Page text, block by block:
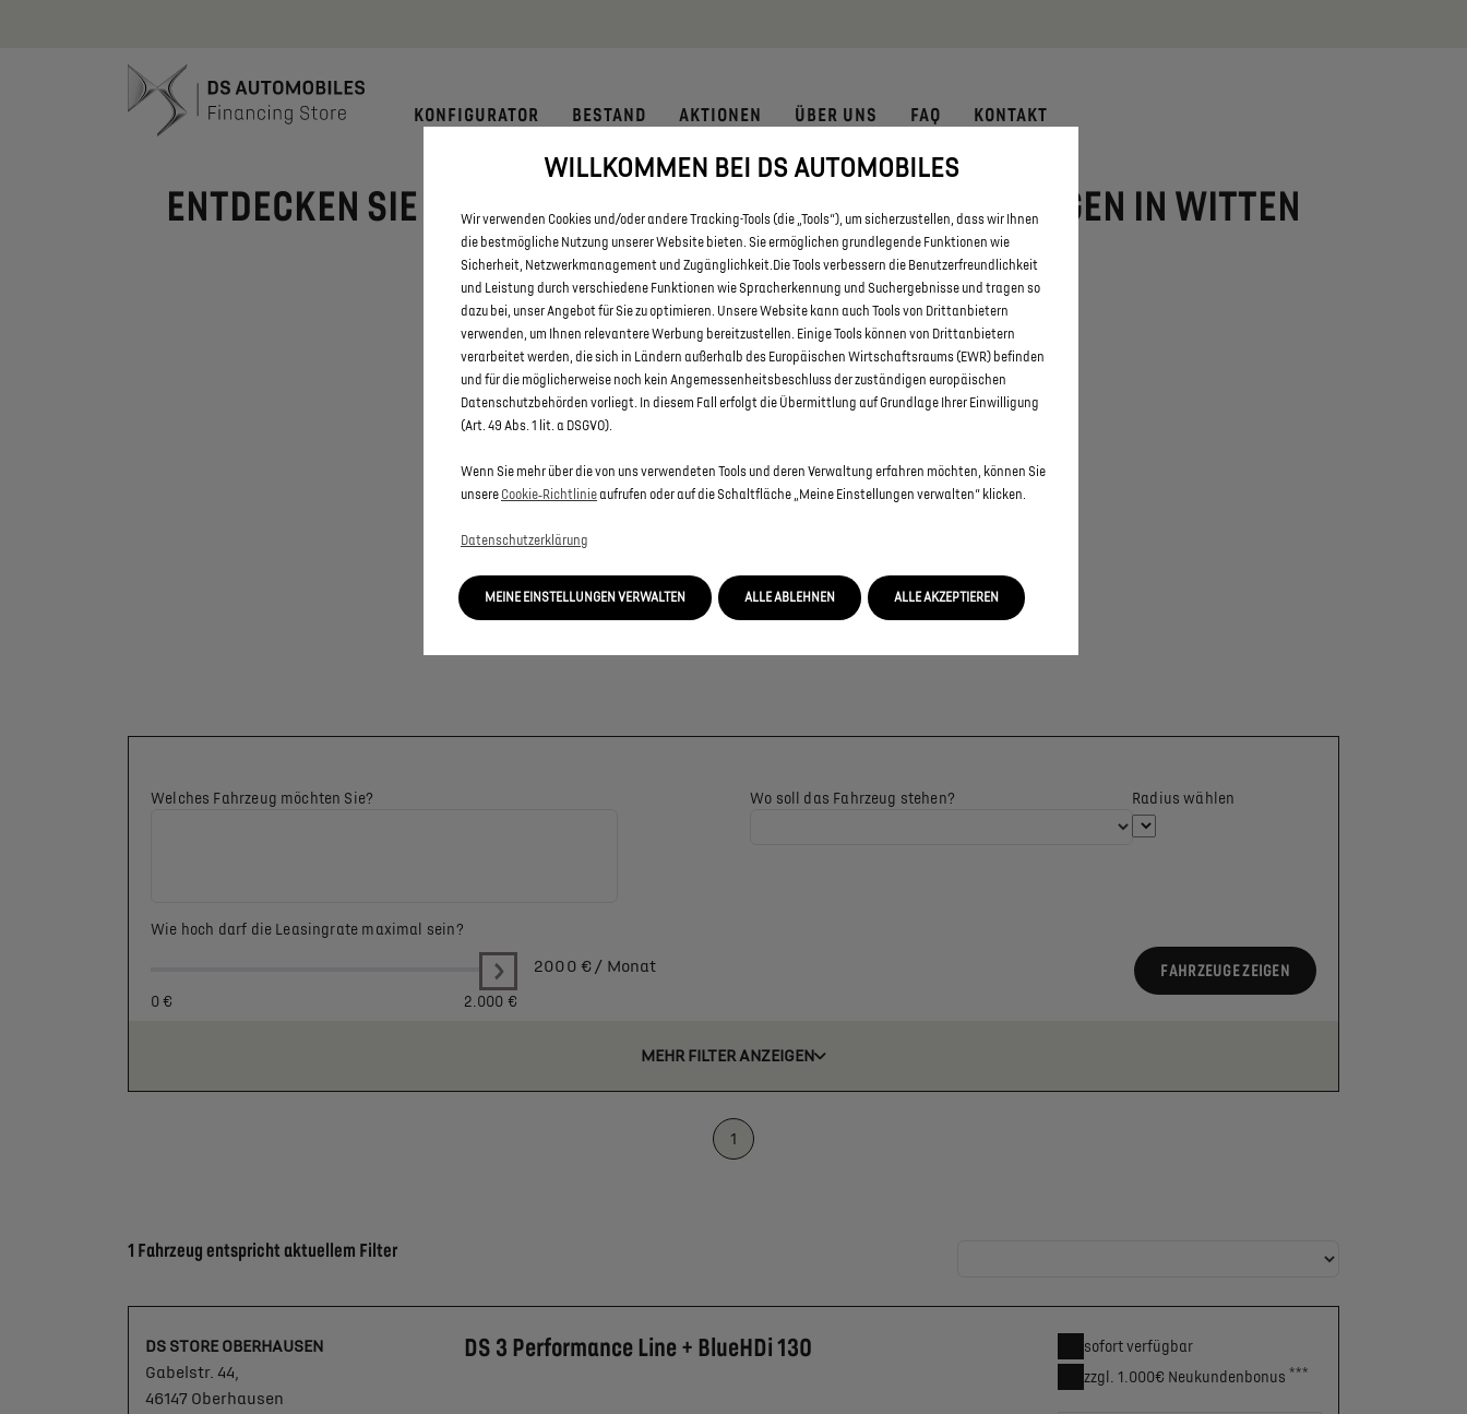
KONFIGURATOR BESTAND AKTIONEN ÜBER UNS FAQ KONTAKT
ENTDECKEN SIE ALLE DS 3 UND DS 3 CROSSBACK NEUWAGEN IN WITTEN
Welches Fahrzeug möchten Sie? Wo soll das Fahrzeug stehen? Radius wählen
Wie hoch darf die Leasingrate maximal sein?
0 € 2.000 €
2000 € / Monat FAHRZEUGE ZEIGEN
MEHR FILTER ANZEIGEN
1
Suchergebnisse
1 Fahrzeug entspricht aktuellem Filter
DS STORE OBERHAUSEN
Gabelstr. 44,
46147 Oberhausen
DS 3 Performance Line + BlueHDi 130
sofort verfügbar
zzgl. 1.000€ Neukunden­bonus ***
WILLKOMMEN BEI DS AUTOMOBILES
Wir verwenden Cookies und/oder andere Tracking-Tools (die „Tools“), um sicherzustellen, dass wir Ihnen
die bestmögliche Nutzung unserer Website bieten. Sie ermöglichen grundlegende Funktionen wie
Sicherheit, Netzwerkmanagement und Zugänglichkeit.Die Tools verbessern die Benutzerfreundlichkeit
und Leistung durch verschiedene Funktionen wie Spracherkennung und Suchergebnisse und tragen so
dazu bei, unser Angebot für Sie zu optimieren. Unsere Website kann auch Tools von Drittanbietern
verwenden, um Ihnen relevantere Werbung bereitzustellen. Einige Tools können von Drittanbietern
verarbeitet werden, die sich in Ländern außerhalb des Europäischen Wirtschaftsraums (EWR) befinden
und für die möglicherweise noch kein Angemessenheitsbeschluss der zuständigen europäischen
Datenschutzbehörden vorliegt. In diesem Fall erfolgt die Übermittlung auf Grundlage Ihrer Einwilligung
(Art. 49 Abs. 1 lit. a DSGVO).
Wenn Sie mehr über die von uns verwendeten Tools und deren Verwaltung erfahren möchten, können Sie
unsere Cookie‑Richtlinieaufrufen oder auf die Schaltfläche „Meine Einstellungen verwalten“ klicken.
Datenschutzerklärung
MEINE EINSTELLUNGEN VERWALTEN ALLE AKZEPTIEREN
ALLE ABLEHNEN